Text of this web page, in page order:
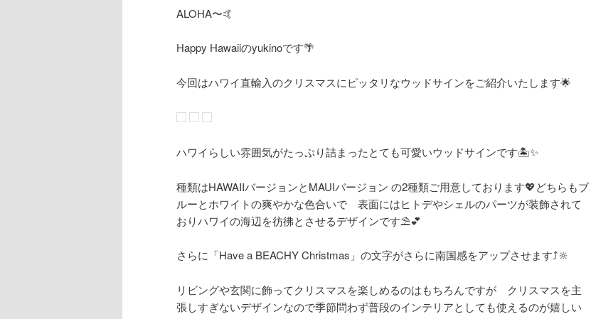
動
ALOHA〜🤙
Happy Hawaiiのyukinoです🌴
今回はハワイ直輸入のクリスマスにピッタリなウッドサインをご紹介いたします🌟
ハワイらしい雰囲気がたっぷり詰まったとても可愛いウッドサインです🏝️✨
種類はHAWAIIバージョンとMAUIバージョン の2種類ご用意しております💖どちらもブ
ルーとホワイトの爽やかな色合いで 表面にはヒトデやシェルのパーツが装飾されて
おりハワイの海辺を彷彿とさせるデザインです⛱️💕
さらに「Have a BEACHY Christmas」の文字がさらに南国感をアップさせます⤴️🔆
リビングや玄関に飾ってクリスマスを楽しめるのはもちろんですが クリスマスを主
張しすぎないデザインなので季節問わず普段のインテリアとしても使えるのが嬉しい